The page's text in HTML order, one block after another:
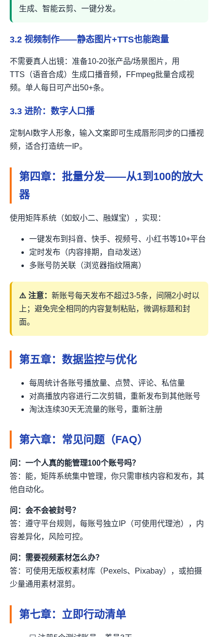
生成、智能云剪、一键分发。
3.2 视频制作——静态图片+TTS也能跑量
不需要真人出镜：准备10-20张产品/场景图片，用
TTS（语音合成）生成口播音频，FFmpeg批量合成视
频。单人每日可产出50+条。
3.3 进阶：数字人口播
定制AI数字人形象，输入文案即可生成唇形同步的口播视
频，适合打造统一IP。
第四章：批量分发——从1到100的放大
器
使用矩阵系统（如蚁小二、融媒宝），实现：
一键发布到抖音、快手、视频号、小红书等10+平台
定时发布（内容排期，自动发送）
多账号防关联（浏览器指纹隔离）
⚠️ 注意： 新账号每天发布不超过3-5条，间隔2小时以
上；避免完全相同的内容复制粘贴，微调标题和封
面。
第五章：数据监控与优化
每周统计各账号播放量、点赞、评论、私信量
对高播放内容进行二次剪辑，重新发布到其他账号
淘汰连续30天无流量的账号，重新注册
第六章：常见问题（FAQ）
问：一个人真的能管理100个账号吗？
答：能，矩阵系统集中管理，你只需审核内容和发布，其
他自动化。
问：会不会被封号？
答：遵守平台规则，每账号独立IP（可使用代理池），内
容差异化，风险可控。
问：需要视频素材怎么办？
答：可使用无版权素材库（Pexels、Pixabay），或拍摄
少量通用素材混剪。
第七章：立即行动清单